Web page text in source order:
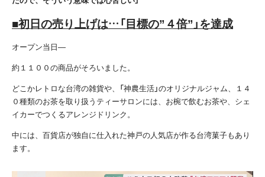
■初日の売り上げは…「目標の”４倍”」を達成
オープン当日―
約１１００の商品がそろいました。
どこかレトロな台湾の雑貨や、「神農生活」のオリジナルジャム、１４
０種類のお茶を取り扱うティーサロンには、お椀で飲むお茶や、シェ
イカーでつくるアレンジドリンク。
中には、百貨店が独自に仕入れた神戸の人気店が作る台湾菓子もあり
ます。